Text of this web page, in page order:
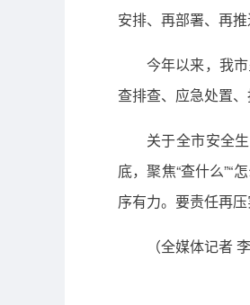
安排、再部署、再
今年以来，我
查排查、应急处置
关于全市安全
底，聚焦“查什么”“
序有力。要责任再
（全媒体记者